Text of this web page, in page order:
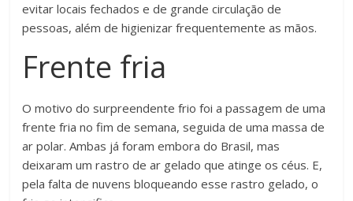
evitar locais fechados e de grande circulação de
pessoas, além de higienizar frequentemente as mãos.
Frente fria
O motivo do surpreendente frio foi a passagem de uma
frente fria no fim de semana, seguida de uma massa de
ar polar. Ambas já foram embora do Brasil, mas
deixaram um rastro de ar gelado que atinge os céus. E,
pela falta de nuvens bloqueando esse rastro gelado, o